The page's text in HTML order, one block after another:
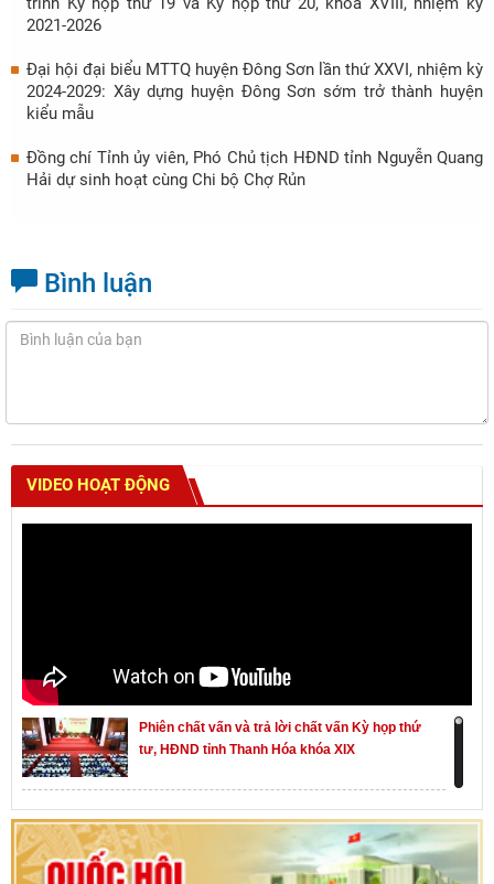
2021-2026
Đại hội đại biểu MTTQ huyện Đông Sơn lần thứ XXVI, nhiệm kỳ
2024-2029: Xây dựng huyện Đông Sơn sớm trở thành huyện
kiểu mẫu
Đồng chí Tỉnh ủy viên, Phó Chủ tịch HĐND tỉnh Nguyễn Quang
Hải dự sinh hoạt cùng Chi bộ Chợ Rủn
Bình luận
VIDEO HOẠT ĐỘNG
Phiên chất vấn và trả lời chất vấn Kỳ họp thứ
tư, HĐND tỉnh Thanh Hóa khóa XIX
Khai mạc kỳ họp thứ Nhất, Quốc hội khóa XVI